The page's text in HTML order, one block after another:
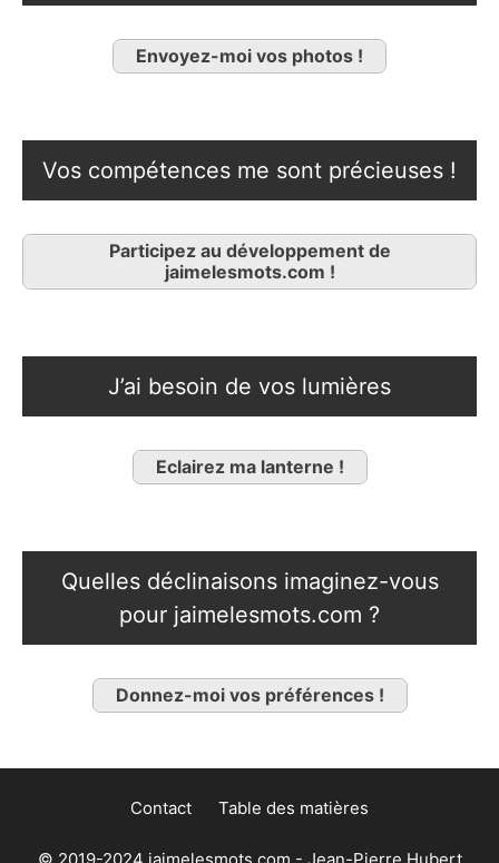
Envoyez-moi vos photos !
Vos compétences me sont précieuses !
Participez au développement de
jaimelesmots.com !
J’ai besoin de vos lumières
Eclairez ma lanterne !
Quelles déclinaisons imaginez-vous
pour jaimelesmots.com ?
Donnez-moi vos préférences !
Contact Table des matières